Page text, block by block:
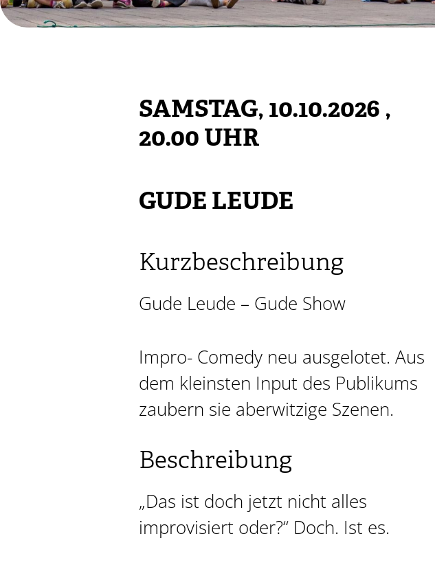
SAMSTAG, 10.10.2026 ,
20.00 UHR
GUDE LEUDE
Kurzbeschreibung
Gude Leude – Gude Show
Impro- Comedy neu ausgelotet. Aus
dem kleinsten Input des Publikums
zaubern sie aberwitzige Szenen.
Beschreibung
„Das ist doch jetzt nicht alles
improvisiert oder?“ Doch. Ist es.